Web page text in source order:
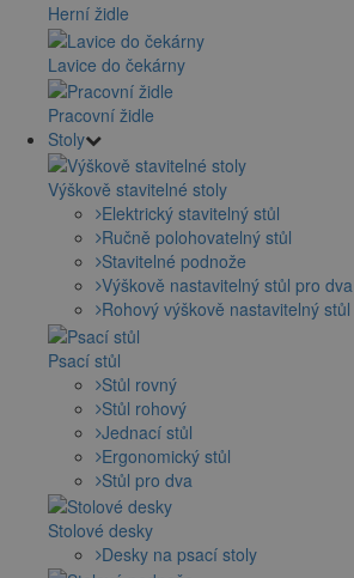
Herní židle
Lavice do čekárny
Pracovní židle
Stoly
Výškově stavitelné stoly
Elektrický stavitelný stůl
Ručně polohovatelný stůl
Stavitelné podnože
Výškově nastavitelný stůl pro dva
Rohový výškově nastavitelný stůl
Psací stůl
Stůl rovný
Stůl rohový
Jednací stůl
Ergonomický stůl
Stůl pro dva
Stolové desky
Desky na psací stoly